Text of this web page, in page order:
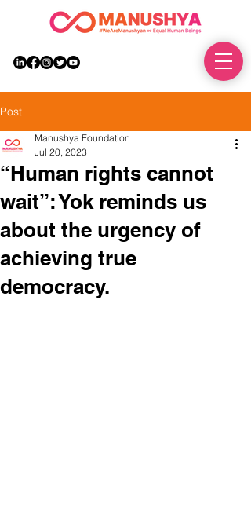
Post
“Human rights cannot
wait”: Yok reminds us
about the urgency of
achieving true
democracy.
Manushya Foundation
Jul 20, 2023